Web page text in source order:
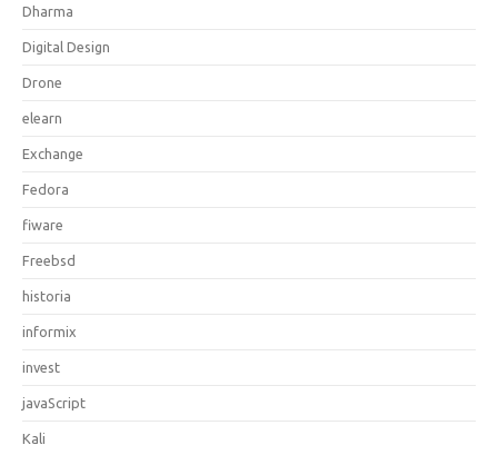
Dharma
Digital Design
Drone
elearn
Exchange
Fedora
fiware
Freebsd
historia
informix
invest
javaScript
Kali